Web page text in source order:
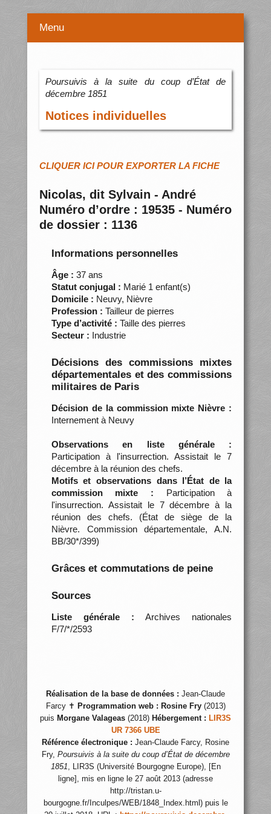
Menu
Poursuivis à la suite du coup d’État de
décembre 1851
Notices individuelles
CLIQUER ICI POUR EXPORTER LA FICHE
Nicolas, dit Sylvain - André
Numéro d’ordre : 19535 - Numéro
de dossier : 1136
Informations personnelles
Âge : 37 ans
Statut conjugal : Marié 1 enfant(s)
Domicile : Neuvy, Nièvre
Profession : Tailleur de pierres
Type d’activité : Taille des pierres
Secteur : Industrie
Décisions des commissions mixtes
départementales et des commissions
militaires de Paris
Décision de la commission mixte Nièvre :
Internement à Neuvy
Observations en liste générale :
Participation à l'insurrection. Assistait le 7
décembre à la réunion des chefs.
Motifs et observations dans l’État de la
commission mixte : Participation à
l'insurrection. Assistait le 7 décembre à la
réunion des chefs. (État de siège de la
Nièvre. Commission départementale, A.N.
BB/30*/399)
Grâces et commutations de peine
Sources
Liste générale : Archives nationales
F/7/*/2593
Réalisation de la base de données : Jean-Claude
Farcy ✝ Programmation web : Rosine Fry(2013)
puis Morgane Valageas (2018) Hébergement : LIR3S
UR 7366 UBE
Référence électronique : Jean-Claude Farcy, Rosine
Fry, Poursuivis à la suite du coup d’État de décembre
1851, LIR3S (Université Bourgogne Europe), [En
ligne], mis en ligne le 27 août 2013 (adresse
http://tristan.u-
bourgogne.fr/Inculpes/WEB/1848_Index.html) puis le